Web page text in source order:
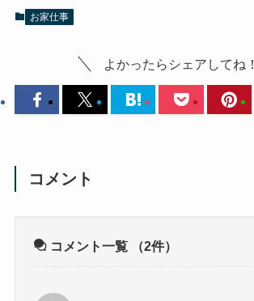
お家仕事
よかったらシェアしてね！
コメント
コメント一覧 （2件）